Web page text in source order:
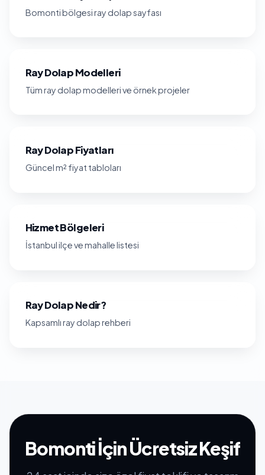
Bomonti bölgesi ray dolap sayfası
Ray Dolap Modelleri
Tüm ray dolap modelleri ve örnek projeler
Ray Dolap Fiyatları
Güncel m² fiyat tabloları
Hizmet Bölgeleri
İstanbul ilçe ve mahalle listesi
Ray Dolap Nedir?
Kapsamlı ray dolap rehberi
Bomonti İçin Ücretsiz Keşif